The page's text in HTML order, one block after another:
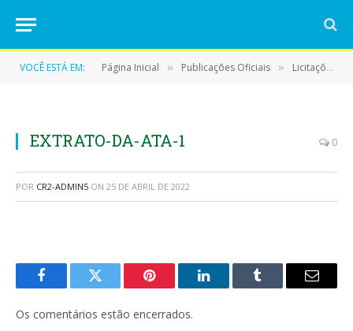
VOCÊ ESTÁ EM: Página Inicial » Publicações Oficiais » Licitações
EXTRATO-DA-ATA-1 0
POR CR2-ADMIN5 ON 25 DE ABRIL DE 2022
FacebookTwitter Pinterest LinkedInTumblr
E-
Os comentários estão encerrados.